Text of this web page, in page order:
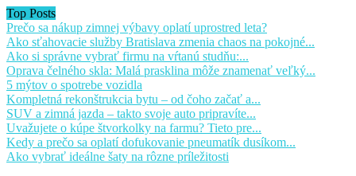
Top Posts
Prečo sa nákup zimnej výbavy oplatí uprostred leta?
Ako sťahovacie služby Bratislava zmenia chaos na pokojné...
Ako si správne vybrať firmu na vŕtanú studňu:...
Oprava čelného skla: Malá prasklina môže znamenať veľký...
5 mýtov o spotrebe vozidla
Kompletná rekonštrukcia bytu – od čoho začať a...
SUV a zimná jazda – takto svoje auto pripravíte...
Uvažujete o kúpe štvorkolky na farmu? Tieto pre...
Kedy a prečo sa oplatí dofukovanie pneumatík dusíkom...
Ako vybrať ideálne šaty na rôzne príležitosti